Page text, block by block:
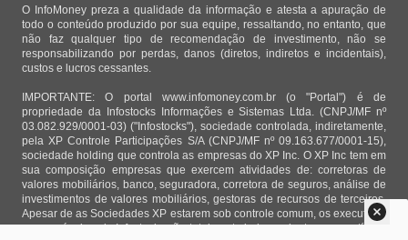
O InfoMoney preza a qualidade da informação e atesta a apuração de
todo o conteúdo produzido por sua equipe, ressaltando, no entanto, que
não faz qualquer tipo de recomendação de investimento, não se
responsabilizando por perdas, danos (diretos, indiretos e incidentais),
custos e lucros cessantes.
IMPORTANTE: O portal www.infomoney.com.br (o "Portal") é de
propriedade da Infostocks Informações e Sistemas Ltda. (CNPJ/MF nº
03.082.929/0001-03) ("Infostocks"), sociedade controlada, indiretamente,
pela XP Controle Participações S/A (CNPJ/MF nº 09.163.677/0001-15),
sociedade holding que controla as empresas do XP Inc. O XP Inc tem em
sua composição empresas que exercem atividades de: corretoras de
valores mobiliários, banco, seguradora, corretora de seguros, análise de
investimentos de valores mobiliários, gestoras de recursos de terceiros.
Apesar de as Sociedades XP estarem sob controle comum, os executivos
responsáveis pela Infostocks são totalmente independentes e as notícias,